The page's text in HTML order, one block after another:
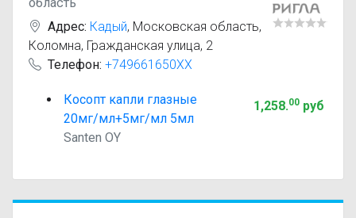
Адрес: Кадый, Московская область,
Коломна, Гражданская улица, 2
Телефон: +749661650XX
Косопт капли глазные
20мг/мл+5мг/мл 5мл
Santen OY
1,258.00руб